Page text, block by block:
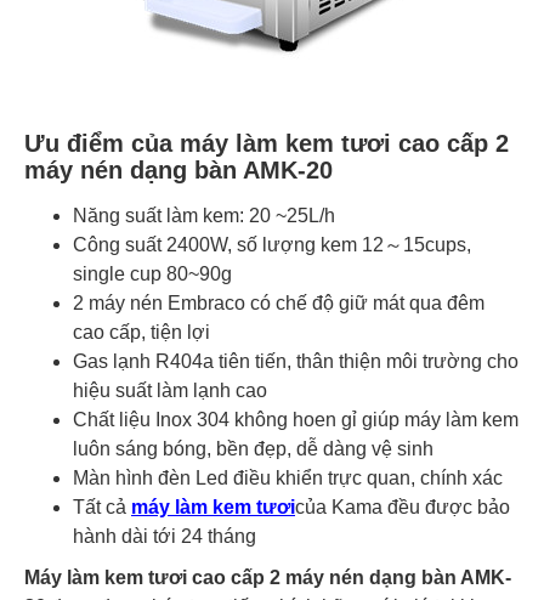
Ưu điểm của máy làm kem tươi cao cấp 2
máy nén dạng bàn AMK-20
Năng suất làm kem: 20 ~25L/h
Công suất 2400W, số lượng kem 12～15cups,
single cup 80~90g
2 máy nén Embraco có chế độ giữ mát qua đêm
cao cấp, tiện lợi
Gas lạnh R404a tiên tiến, thân thiện môi trường cho
hiệu suất làm lạnh cao
Chất liệu Inox 304 không hoen gỉ giúp máy làm kem
luôn sáng bóng, bền đẹp, dễ dàng vệ sinh
Màn hình đèn Led điều khiển trực quan, chính xác
Tất cả máy làm kem tươicủa Kama đều được bảo
hành dài tới 24 tháng
Máy làm kem tươi cao cấp 2 máy nén dạng bàn AMK-